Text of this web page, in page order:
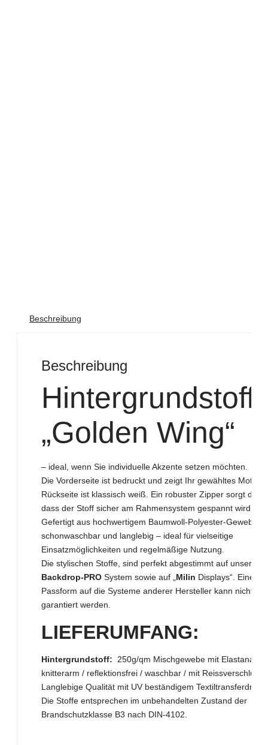
Beschreibung
Beschreibung
Hintergrundstoff
„Golden Wing“
– ideal, wenn Sie individuelle Akzente setzen möchten.
Die Vorderseite ist bedruckt und zeigt Ihr gewähltes Motiv,
Rückseite ist klassisch weiß. Ein robuster Zipper sorgt
dass der Stoff sicher am Rahmensystem gespannt wird.
Gefertigt aus hochwertigem Baumwoll-Polyester-Gewebe,
schonwaschbar und langlebig – ideal für vielseitige
Einsatzmöglichkeiten und regelmäßige Nutzung.
Die stylischen Stoffe, sind perfekt abgestimmt auf unser
Backdrop-PRO System sowie auf „ Milin Displays“. Eine
Passform auf die Systeme anderer Hersteller kann nicht
garantiert werden.
LIEFERUMFANG:
Hintergrundstoff:
250g/qm Mischgewebe mit
knitterarm / reflektionsfrei / waschbar / mit Reissverschluss.
Langlebige Qualität mit UV beständigem Textiltransferdruck.
Die Stoffe entsprechen im unbehandelten Zustand der
Brandschutzklasse B3 nach DIN-4102.